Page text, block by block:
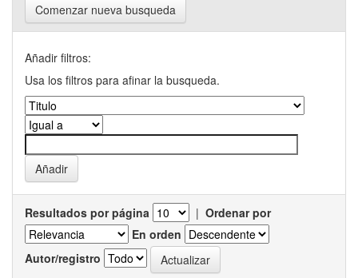
Comenzar nueva busqueda
Añadir filtros:
Usa los filtros para afinar la busqueda.
Resultados por página | Ordenar por
En orden
Autor/registro